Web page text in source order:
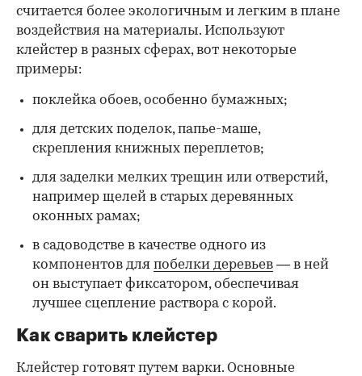
00:00 / 00:00
считается более экологичным и легким в плане
воздействия на материалы. Используют
клейстер в разных сферах, вот некоторые
примеры:
поклейка обоев, особенно бумажных;
для детских поделок, папье-маше,
скрепления книжных переплетов;
для заделки мелких трещин или отверстий,
например щелей в старых деревянных
оконных рамах;
в садоводстве в качестве одного из
компонентов для побелки деревьев — в ней
он выступает фиксатором, обеспечивая
лучшее сцепление раствора с корой.
Как сварить клейстер
Клейстер готовят путем варки. Основные